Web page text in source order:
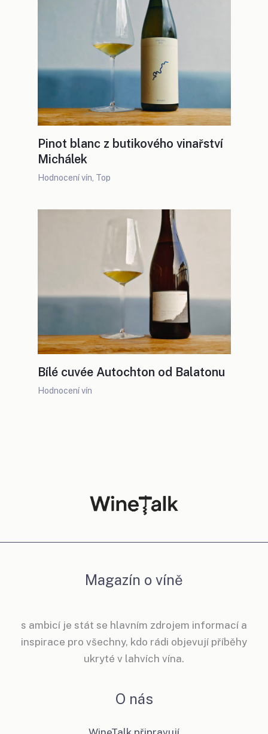
Pinot blanc z butikového vinařství
Michálek
Hodnocení vín Top
Bílé cuvée Autochton od Balatonu
Hodnocení vín
Magazín o víně
s ambicí je stát se hlavním zdrojem informací a
inspirace pro všechny, kdo rádi objevují příběhy
ukryté v lahvích vína.
O nás